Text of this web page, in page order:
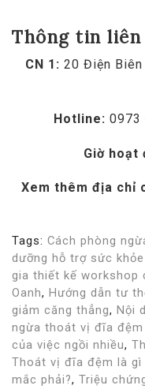
Thông tin liên
CN 1: 20 Điện Biên
Hotline: 0973
Giờ hoạt
Xem thêm địa chỉ
Tags: Cách phòng
dưỡng hỗ trợ sức
gia thiết kế workshop
Oanh, Hướng dẫn tư
giảm căng thẳng, Nội
ngừa thoát vị đĩa
của việc ngồi nhiều,
Thoát vị đĩa đệm là gì
mắc phải?, Triệu